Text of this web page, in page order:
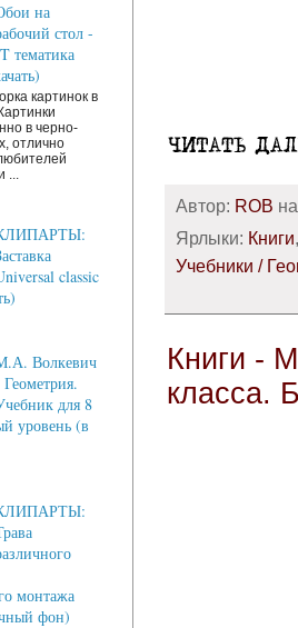
Автор: ROB
Ярлыки: Книги
Учебники /
Книги -
класса.
на
стол -
тематика
картинок в
в черно-
отлично
classic
Волкевич
для 8
уровень (в
монтажа
фон)